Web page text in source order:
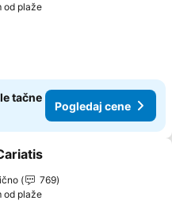
od plaže
tačne
Pogledaj cene
u favorite
769
od plaže